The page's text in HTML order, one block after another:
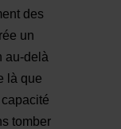
des
un
au-delà
là que
tomber